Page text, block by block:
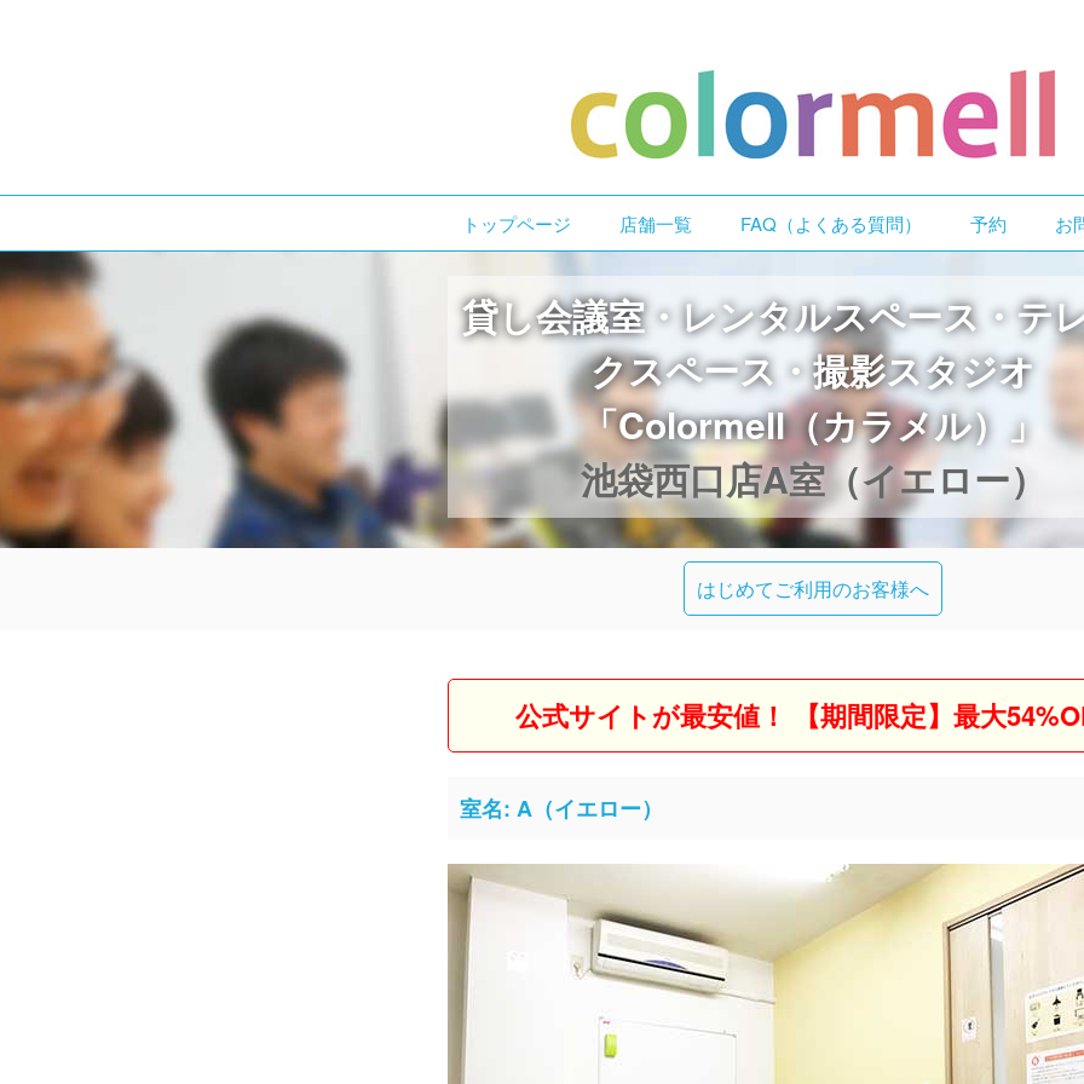
ン
へ
ス
キ
ッ
プ
トップページ 店舗一覧 FAQ（よくある質問） 予約 お
貸し会議室・レンタルスペース・テ
クスペース・撮影スタジオ
「Colormell（カラメル）」
池袋西口店A室（イエロー）
はじめてご利用のお客様へ
公式サイトが最安値！ 【期間限定】最大
室名: A（イエロー）